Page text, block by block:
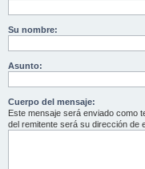
Su nombre:
Asunto:
Cuerpo del mensaje:
Este mensaje será enviado como
del remitente será su dirección de